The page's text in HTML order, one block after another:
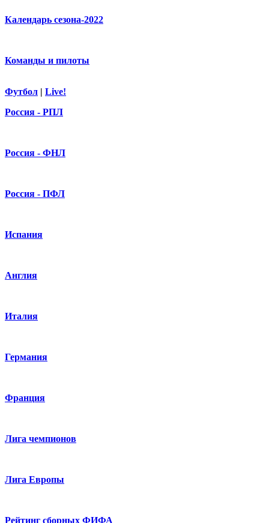
Календарь сезона-2022
Команды и пилоты
Футбол | Live!
Россия - РПЛ
Россия - ФНЛ
Россия - ПФЛ
Испания
Англия
Италия
Германия
Франция
Лига чемпионов
Лига Европы
Рейтинг сборных ФИФА